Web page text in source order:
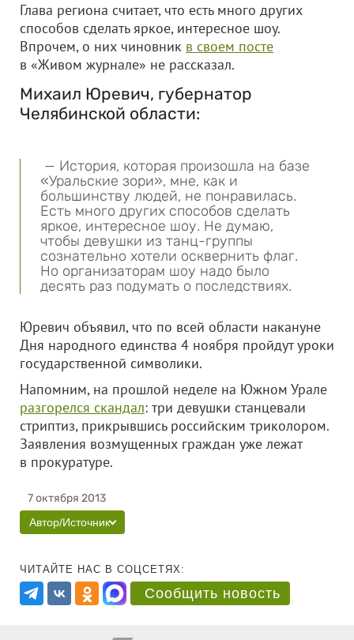
Глава региона считает, что есть много других
способов сделать яркое, интересное шоу.
Впрочем, о них чиновник в своем посте
в «Живом журнале» не рассказал.
Михаил Юревич, губернатор
Челябинской области:
— История, которая произошла на базе
«Уральские зори», мне, как и
большинству людей, не понравилась.
Есть много других способов сделать
яркое, интересное шоу. Не думаю,
чтобы девушки из танц-группы
сознательно хотели осквернить флаг.
Но организаторам шоу надо было
десять раз подумать о последствиях.
Юревич объявил, что по всей области накануне
Дня народного единства 4 ноября пройдут уроки
государственной символики.
Напомним, на прошлой неделе на Южном Урале
разгорелся скандал: три девушки станцевали
стриптиз, прикрывшись российским триколором.
Заявления возмущенных граждан уже лежат
в прокуратуре.
7 октября 2013
Автор/Источник
ЧИТАЙТЕ НАС В СОЦСЕТЯХ:
Сообщить новость